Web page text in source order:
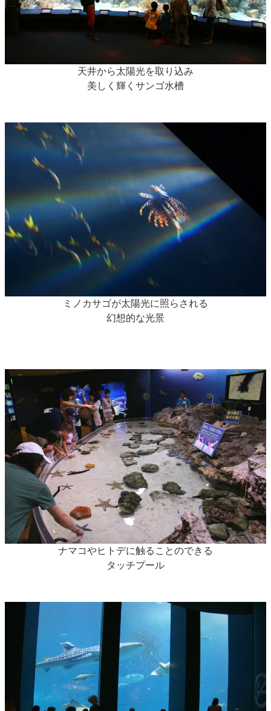
天井から太陽光を取り込み
美しく輝くサンゴ水槽
ミノカサゴが太陽光に照らされる
幻想的な光景
ナマコやヒトデに触ることのできる
タッチプール